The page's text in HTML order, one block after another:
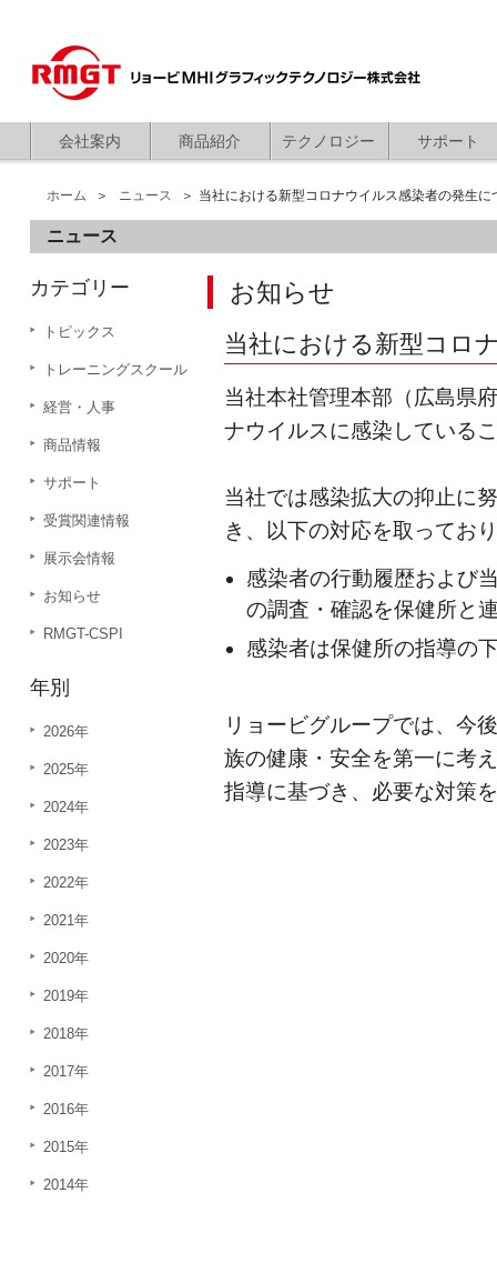
会社案内 商品紹介 テクノロジー サポート
ホーム ニュース 当社における新型コロナウイルス感染者の発生に
ニュース
お知らせ
当社における新型コロ
当社本社管理本部（広島県
ナウイルスに感染している
当社では感染拡大の抑止に
き、以下の対応を取ってお
感染者の行動履歴および
の調査・確認を保健所と
感染者は保健所の指導の
リョービグループでは、今
族の健康・安全を第一に考
指導に基づき、必要な対策
カテゴリー
トピックス
トレーニングスクール
経営・人事
商品情報
サポート
受賞関連情報
展示会情報
お知らせ
RMGT-CSPI
年別
2026年
2025年
2024年
2023年
2022年
2021年
2020年
2019年
2018年
2017年
2016年
2015年
2014年